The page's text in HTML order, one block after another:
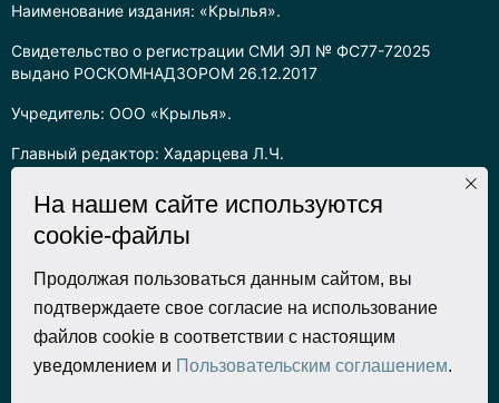
Наименование издания: «Крылья».
Свидетельство о регистрации СМИ ЭЛ № ФС77-72025
выдано РОСКОМНАДЗОРОМ 26.12.2017
Учредитель: ООО «Крылья».
Главный редактор: Хадарцева Л.Ч.
Информация на сайте предназначена для лиц старше 16 лет.
Все права на любые материалы, опубликованные на сайте,
защищены в соответствии с российским законодательством
об интеллектуальной собственности. Любое использование
текстовых, фото, аудио и видеоматериалов возможно только
с согласия правообладателя (ООО «Крылья») и при строгом
наличии ссылки на ресурс. Для сетевых ресурсов –
гиперссылка.
На нашем сайте используются
cookie-файлы
Продолжая пользоваться данным сайтом, вы
подтверждаете свое согласие на использование
файлов cookie в соответствии с настоящим
уведомлением и Пользовательским соглашением.